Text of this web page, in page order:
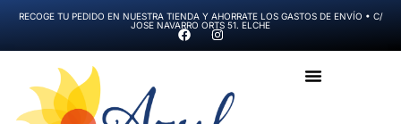
RECOGE TU PEDIDO EN NUESTRA TIENDA Y AHORRATE LOS GASTOS DE ENVÍO • C/
JOSE NAVARRO ORTS 51. ELCHE